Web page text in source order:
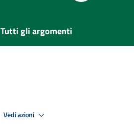
Tutti gli argomenti
Vedi azioni